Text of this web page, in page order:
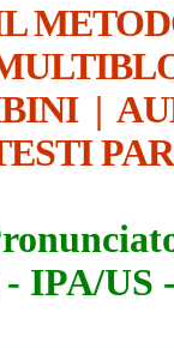
|
- IPA/US